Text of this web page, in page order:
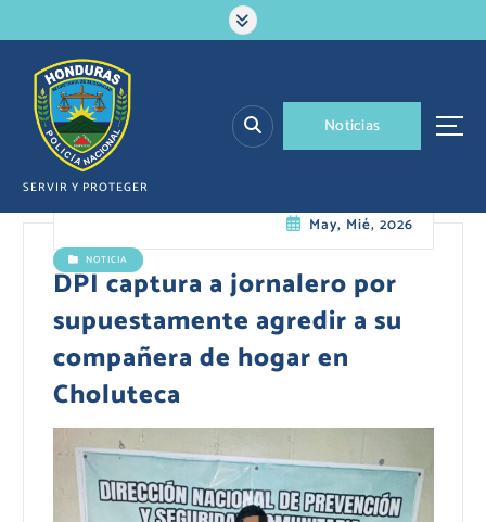
a
SERVIR Y PROTEGER
Noticias
May, Mié, 2026
NOTICIA
DPI captura a jornalero por
supuestamente agredir a su
compañera de hogar en
Choluteca